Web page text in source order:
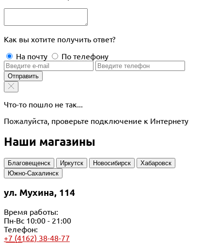
Как вы хотите получить ответ?
На почту
По телефону
Отправить
Что-то пошло не так...
Пожалуйста, проверьте подключение к Интернету
Наши магазины
Благовещенск Иркутск Новосибирск
Хабаровск
Южно-Сахалинск
ул. Мухина, 114
Время работы:
Пн-Вс 10:00 - 21:00
Телефон:
+7 (4162) 38-48-77